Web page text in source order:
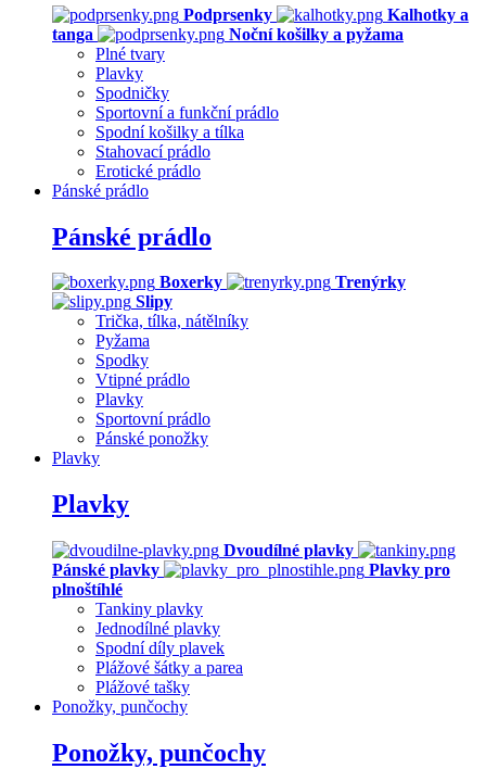
Podprsenky
Kalhotky a
tanga
Noční košilky a pyžama
Plné tvary
Plavky
Spodničky
Sportovní a funkční prádlo
Spodní košilky a tílka
Stahovací prádlo
Erotické prádlo
Pánské prádlo
Pánské prádlo
Boxerky
Trenýrky
Slipy
Trička, tílka, nátělníky
Pyžama
Spodky
Vtipné prádlo
Plavky
Sportovní prádlo
Pánské ponožky
Plavky
Plavky
Dvoudílné plavky
Pánské plavky
Plavky pro
plnoštíhlé
Tankiny plavky
Jednodílné plavky
Spodní díly plavek
Plážové šátky a parea
Plážové tašky
Ponožky, punčochy
Ponožky, punčochy